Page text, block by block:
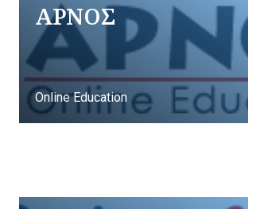
ΑΡΝΟΣ
Online Education